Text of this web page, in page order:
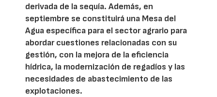
derivada de la sequía. Además, en
septiembre se constituirá una Mesa del
Agua específica para el sector agrario para
abordar cuestiones relacionadas con su
gestión, con la mejora de la eficiencia
hídrica, la modernización de regadíos y las
necesidades de abastecimiento de las
explotaciones.